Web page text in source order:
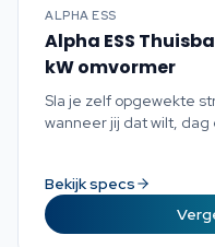
ALPHA ESS
Alpha ESS
kW omvormer
Sla je zelf opgewekte
wanneer jij dat wilt, dag
Bekijk specs